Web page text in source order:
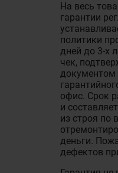
На весь
гарантии
политики
дней до 3-х
чек,
документом
офис. Срок
и
из строя по
деньги.
дефектов